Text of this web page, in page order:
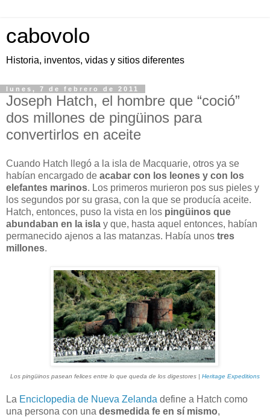
cabovolo
Historia, inventos, vidas y sitios diferentes
lunes, 7 de febrero de 2011
Joseph Hatch, el hombre que “coció”
dos millones de pingüinos para
convertirlos en aceite
Cuando Hatch llegó a la isla de Macquarie, otros ya se
habían encargado de acabar con los leones y con los
elefantes marinos. Los primeros murieron pos sus pieles y
los segundos por su grasa, con la que se producía aceite.
Hatch, entonces, puso la vista en los pingüinos que
abundaban en la isla y que, hasta aquel entonces, habían
permanecido ajenos a las matanzas. Había unos tres
millones.
Los pingüinos pasean felices entre lo que queda de los digestores | Heritage Expeditions
La Enciclopedia de Nueva Zelanda define a Hatch como
una persona con una desmedida fe en sí mismo,